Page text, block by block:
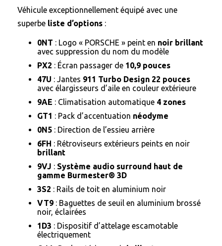
Véhicule exceptionnellement équipé avec une
superbe liste d’options :
0NT : Logo « PORSCHE » peint en noir brillant
avec suppression du nom du modèle
PX2 : Écran passager de 10,9 pouces
47U : Jantes 911 Turbo Design 22 pouces
avec élargisseurs d’aile en couleur extérieure
9AE : Climatisation automatique 4 zones
GT1 : Pack d’accentuation néodyme
0N5 : Direction de l’essieu arrière
6FH : Rétroviseurs extérieurs peints en noir
brillant
9VJ : Système audio surround haut de
gamme Burmester® 3D
3S2 : Rails de toit en aluminium noir
VT9 : Baguettes de seuil en aluminium brossé
noir, éclairées
1D3 : Dispositif d’attelage escamotable
électriquement